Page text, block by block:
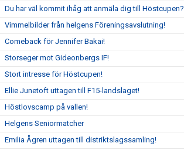
Du har väl kommit ihåg att anmäla dig till Höstcupen?
Vimmelbilder från helgens Föreningsavslutning!
Comeback för Jennifer Bakai!
Storseger mot Gideonbergs IF!
Stort intresse för Höstcupen!
Ellie Junetoft uttagen till F15-landslaget!
Höstlovscamp på vallen!
Helgens Seniormatcher
Emilia Ågren uttagen till distriktslagssamling!